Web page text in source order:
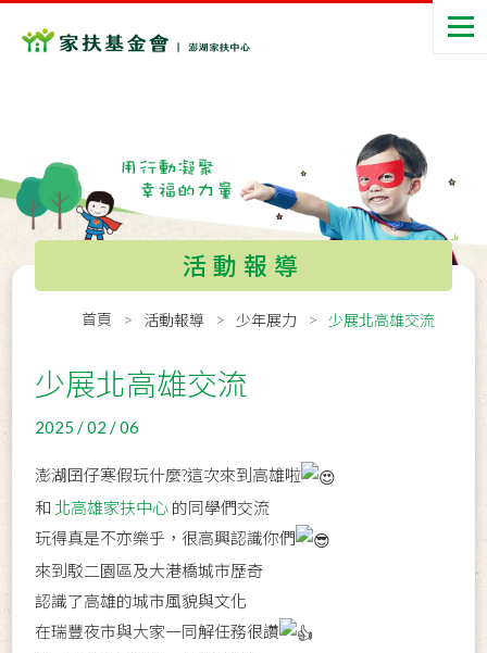
活動報導
首頁 活動報導 少年展力 少展北高雄交流
少展北高雄交流
2025 / 02 / 06
澎湖囝仔寒假玩什麼?這次來到高雄啦
和 北高雄家扶中心 的同學們交流
玩得真是不亦樂乎，很高興認識你們
來到駁二園區及大港橋城市歷奇
認識了高雄的城市風貌與文化
在瑞豐夜市與大家一同解任務很讚